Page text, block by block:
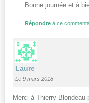
Bonne journée et à
Répondre à ce
Laure
Le 9 mars 2018
Merci à Thierry Blondeau